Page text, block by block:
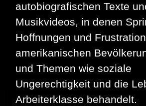
autobiografischen Texte
Musikvideos, in denen
Hoffnungen und
amerikanischen
und Themen wie soziale
Ungerechtigkeit und die
Arbeiterklasse behandelt.